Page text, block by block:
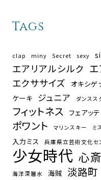
Tags
clap miny Secret sexy
エアリアルシルク
エクササイズ オキシゲ
ケーキ ジュニア ダンスス
フィットネス フェアッテ
ポワント マリンスキー ミ
入力ミス 兵庫県立芸術文化セ
少女時代 心
海洋深層水 海賊 淡路町